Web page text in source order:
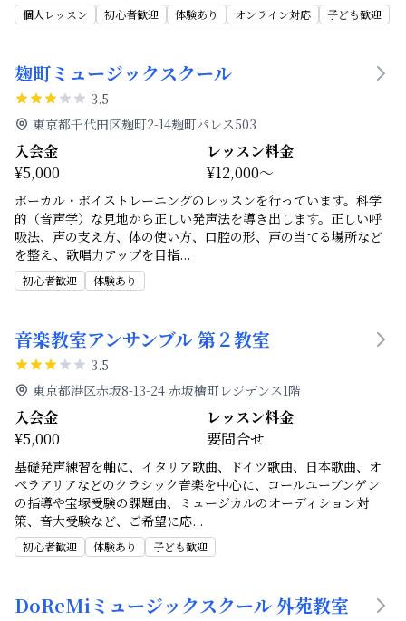
個人レッスン 初心者歓迎 体験あり オンライン対応 子ども歓迎
麹町ミュージックスクール
3.5
東京都千代田区麹町2-14麹町パレス503
入会金
¥5,000
レッスン料金
¥12,000～
ボーカル・ボイストレーニングのレッスンを行っています。科学
的（音声学）な見地から正しい発声法を導き出します。正しい呼
吸法、声の支え方、体の使い方、口腔の形、声の当てる場所など
を整え、歌唱力アップを目指...
初心者歓迎 体験あり
音楽教室アンサンブル 第２教室
3.5
東京都港区赤坂8-13-24 赤坂檜町レジデンス1階
入会金
¥5,000
レッスン料金
要問合せ
基礎発声練習を軸に、イタリア歌曲、ドイツ歌曲、日本歌曲、オ
ペラアリアなどのクラシック音楽を中心に、コールユーブンゲン
の指導や宝塚受験の課題曲、ミュージカルのオーディション対
策、音大受験など、ご希望に応...
初心者歓迎 体験あり 子ども歓迎
DoReMiミュージックスクール 外苑教室